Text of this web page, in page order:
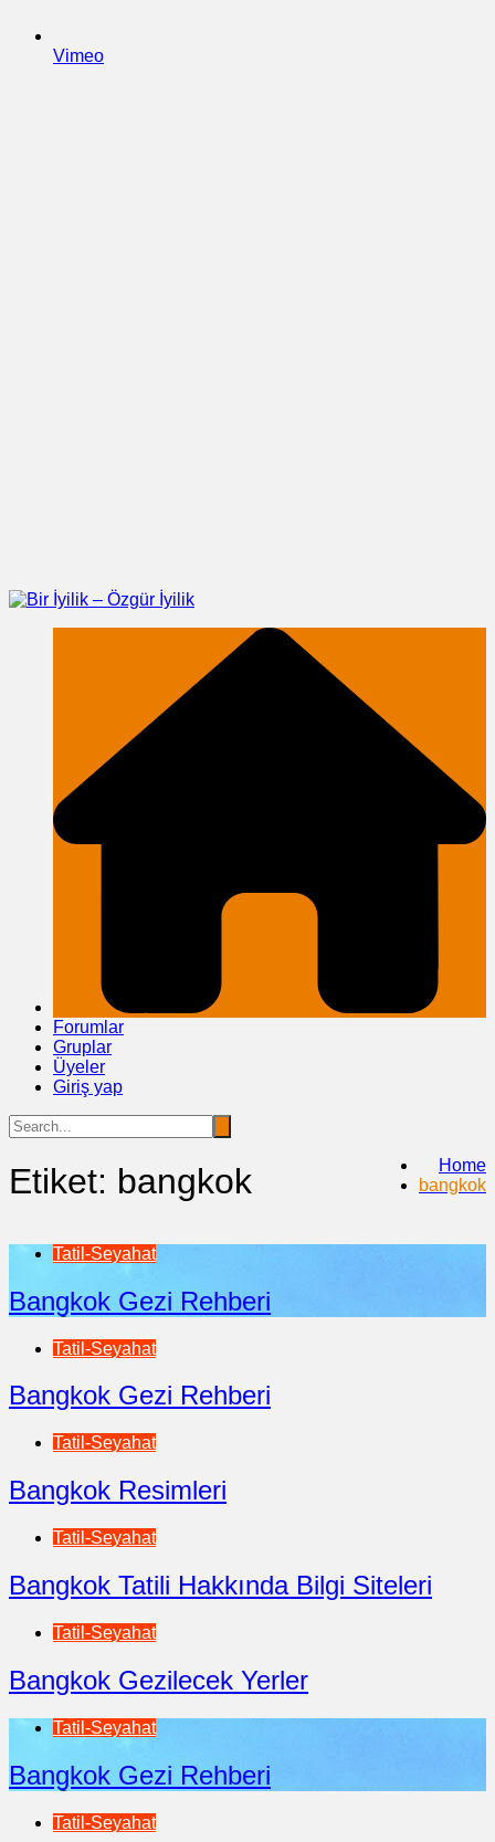
Vimeo
Forumlar
Gruplar
Üyeler
Giriş yap
Etiket: bangkok
Home
bangkok
Tatil-Seyahat
Bangkok Gezi Rehberi
Tatil-Seyahat
Bangkok Gezi Rehberi
Tatil-Seyahat
Bangkok Resimleri
Tatil-Seyahat
Bangkok Tatili Hakkında Bilgi Siteleri
Tatil-Seyahat
Bangkok Gezilecek Yerler
Tatil-Seyahat
Bangkok Gezi Rehberi
Tatil-Seyahat